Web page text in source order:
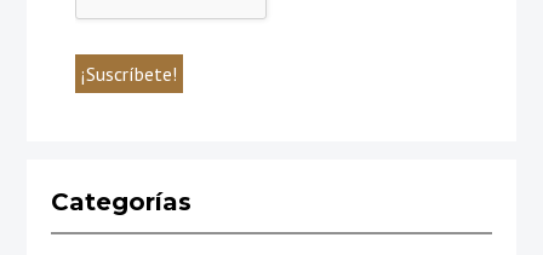
Categorías